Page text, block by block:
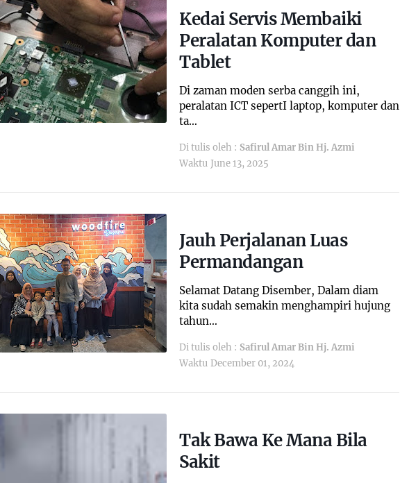
Kedai Servis Membaiki
Peralatan Komputer dan
Tablet
Di zaman moden serba canggih ini,
peralatan ICT sepertI laptop, komputer dan
ta…
Di tulis oleh : Safirul Amar Bin Hj. Azmi
Waktu June 13, 2025
Jauh Perjalanan Luas
Permandangan
Selamat Datang Disember, Dalam diam
kita sudah semakin menghampiri hujung
tahun…
Di tulis oleh : Safirul Amar Bin Hj. Azmi
Waktu December 01, 2024
Tak Bawa Ke Mana Bila
Sakit